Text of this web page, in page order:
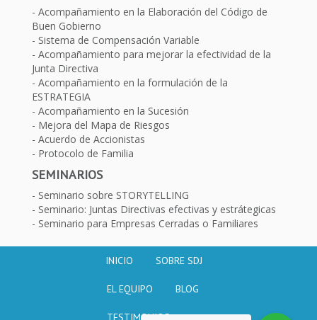
Acompañamiento en la Elaboración del Código de
Buen Gobierno
Sistema de Compensación Variable
Acompañamiento para mejorar la efectividad de la
Junta Directiva
Acompañamiento en la formulación de la
ESTRATEGIA
Acompañamiento en la Sucesión
Mejora del Mapa de Riesgos
Acuerdo de Accionistas
Protocolo de Familia
SEMINARIOS
Seminario sobre STORYTELLING
Seminario: Juntas Directivas efectivas y estrátegicas
Seminario para Empresas Cerradas o Familiares
INICIO SOBRE SDJ
EL EQUIPO BLOG
TESTIMONIOS